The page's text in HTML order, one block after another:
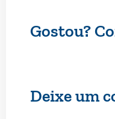
Gostou?
Deixe um